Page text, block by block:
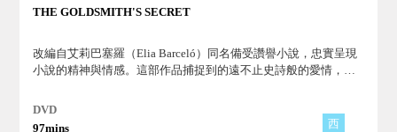
THE GOLDSMITH'S SECRET
改編自艾莉巴塞羅（Elia Barceló）同名備受讚譽小說，忠實呈現
小說的精神與情感。這部作品捕捉到的遠不止史詩般的愛情，而
兼文學評論「愛是用心衡量的空間和時間。」對本片完美的註
DVD
97mins
西